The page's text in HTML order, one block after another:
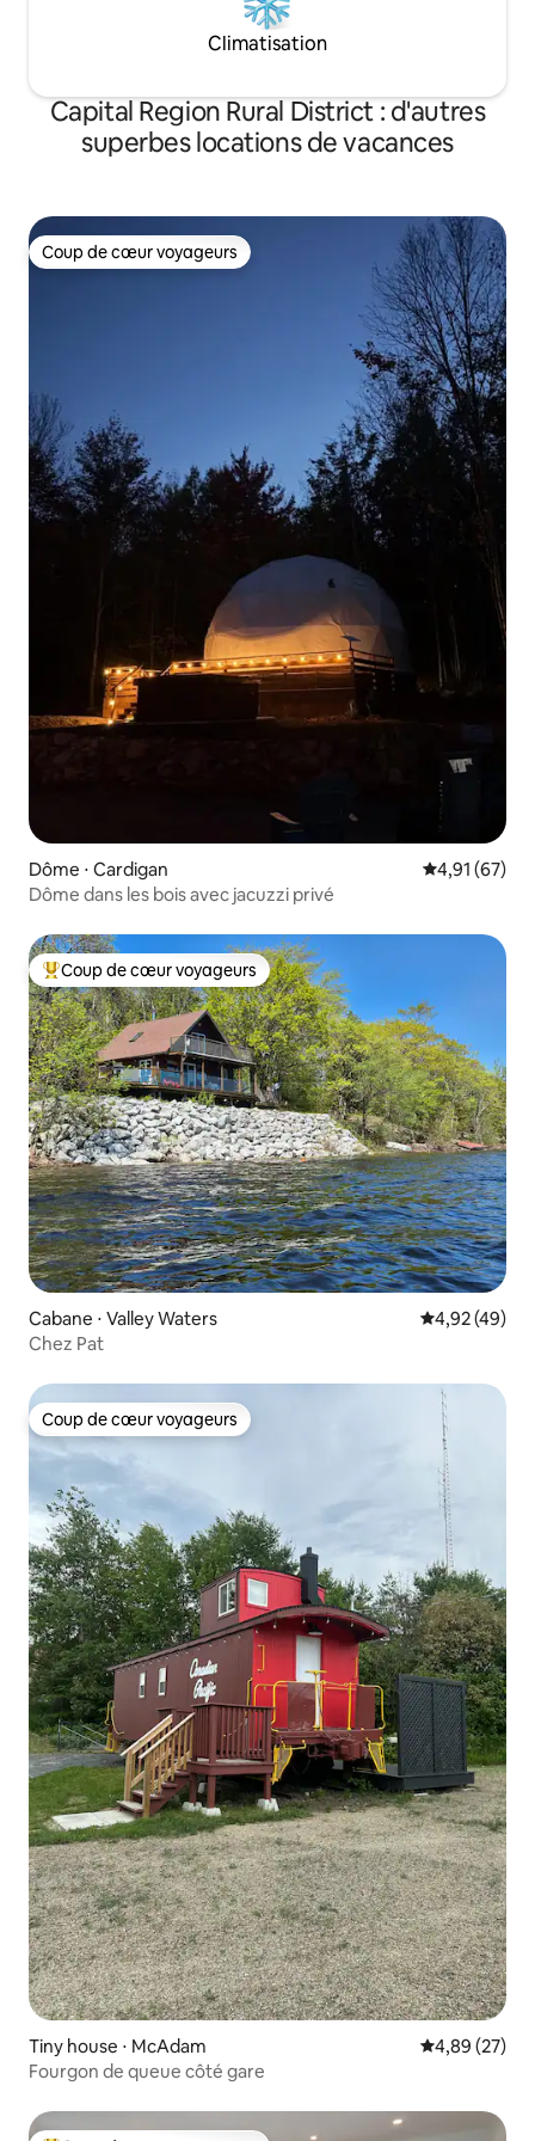
Climatisation
Capital Region Rural District : d'autres
superbes locations de vacances
Coup de cœur voyageurs
Coup de cœur voyageurs
Dôme ⋅ Cardigan Évaluation
4,91 (67)
Dôme dans les bois avec jacuzzi privé
Coups de cœur voyageurs les plus appréciés
Coup de cœur voyageurs
Cabane ⋅ Valley Waters Évaluation
4,92 (49)
Chez Pat
Coup de cœur voyageurs
Coup de cœur voyageurs
Tiny house ⋅ McAdam Évaluation
4,89 (27)
Fourgon de queue côté gare